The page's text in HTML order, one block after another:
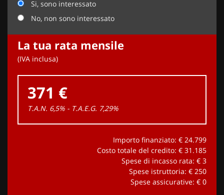
Si, sono interessato
No, non sono interessato
La tua rata mensile
(IVA inclusa)
371 €
T.A.N. 6,5% - T.A.E.G. 7,29%
Importo finanziato: € 24.799
Costo totale del credito: € 31.185
Spese di incasso rata: € 3
Spese istruttoria: € 250
Spese assicurative: € 0